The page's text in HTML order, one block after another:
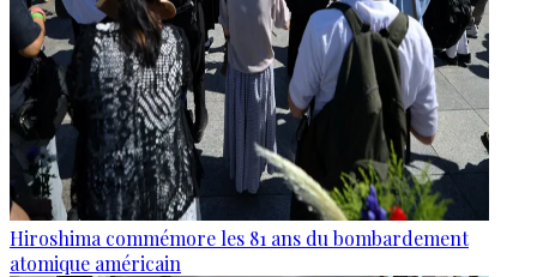
Hiroshima commémore les 81 ans du bombardement
atomique américain